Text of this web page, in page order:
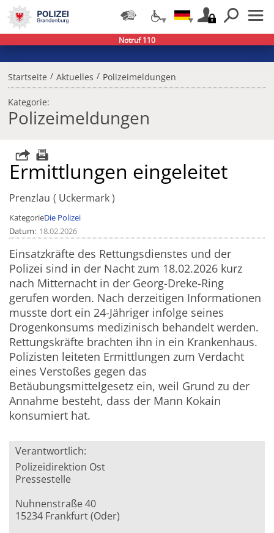
Startseite / Aktuelles / Polizeimeldungen
Kategorie:
Polizeimeldungen
Ermittlungen eingeleitet
Prenzlau Uckermark
KategorieDie Polizei
Datum 18.02.2026
Einsatzkräfte des Rettungsdienstes und der
Polizei sind in der Nacht zum 18.02.2026 kurz
nach Mitternacht in der Georg-Dreke-Ring
gerufen worden. Nach derzeitigen Informationen
musste dort ein 24-Jähriger infolge seines
Drogenkonsums medizinisch behandelt werden.
Rettungskräfte brachten ihn in ein Krankenhaus.
Polizisten leiteten Ermittlungen zum Verdacht
eines Verstoßes gegen das
Betäubungsmittelgesetz ein, weil Grund zu der
Annahme besteht, dass der Mann Kokain
konsumiert hat.
Verantwortlich:
Polizeidirektion Ost
Pressestelle
Nuhnenstraße 40
15234 Frankfurt (Oder)
Notruf 110